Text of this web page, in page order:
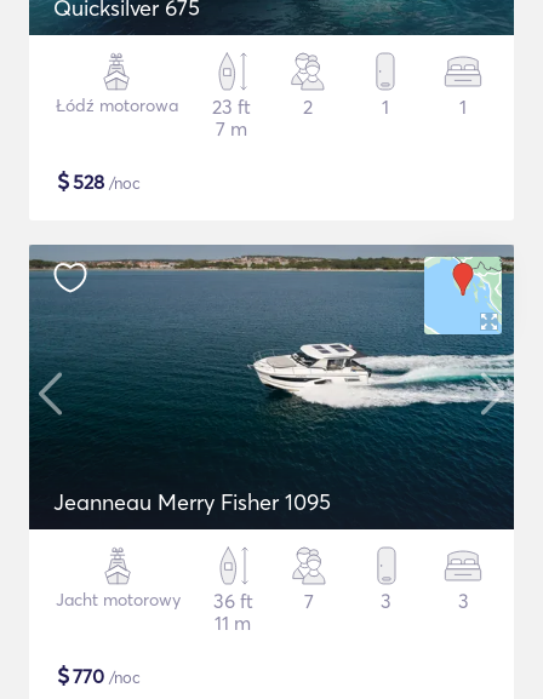
Quicksilver 675
Łódź motorowa
23 ft
7 m
2 1 1
$528 /noc
Jeanneau Merry Fisher 1095
Jacht motorowy
36 ft
11 m
7 3 3
$770 /noc